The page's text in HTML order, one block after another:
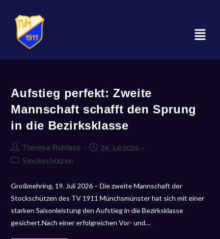
Aufstieg perfekt: Zweite
Mannschaft schafft den Sprung
in die Bezirksklasse
Theresa Ruhfass
24. Juli 2026
Stockschützen
Großmehring, 19. Juli 2026 – Die zweite Mannschaft der
Stockschützen des TV 1911 Münchsmünster hat sich mit einer
starken Saisonleistung den Aufstieg in die Bezirksklasse
gesichert.Nach einer erfolgreichen Vor- und…